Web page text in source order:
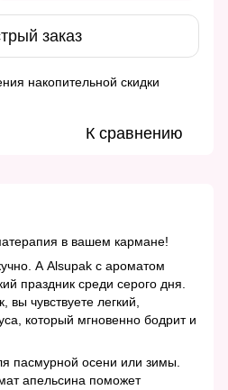
заказ
накопительной скидки
К сравнению
в вашем кармане!
А Alsupak с ароматом
праздник среди серого дня.
вы чувствуете легкий,
который мгновенно бодрит и
пасмурной осени или зимы.
апельсина поможет